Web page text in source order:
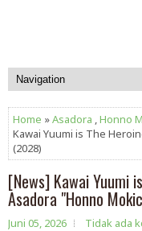
Home »Asadora ,Honno
Kawai Yuumi is The
(2028)
[News] Kawai Yuumi
Asadora "Honno
Juni 05, 2026 Tidak ada